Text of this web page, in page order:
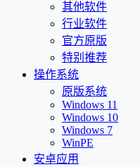
其他软件
行业软件
官方原版
特别推荐
操作系统
原版系统
Windows 11
Windows 10
Windows 7
WinPE
安卓应用